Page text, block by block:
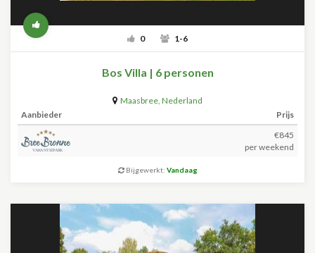
0 1-6
Bos Villa | 6 personen
Maasbree, Nederland
Aanbieder
Prijs
€845
per weekend
Bijgewerkt: Vandaag